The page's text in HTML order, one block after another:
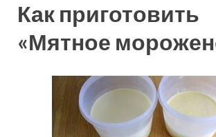
Как приготовить
«Мятное